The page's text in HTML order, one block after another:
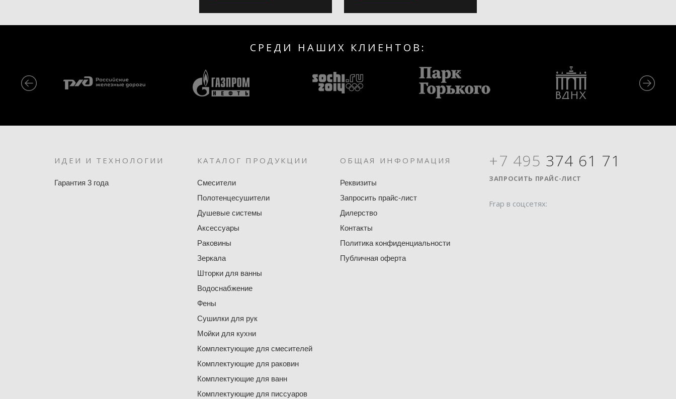
СРЕДИ НАШИХ КЛИЕНТОВ:
ИДЕИ И ТЕХНОЛОГИИ
Гарантия 3 года
КАТАЛОГ ПРОДУКЦИИ
Смесители
Полотенцесушители
Душевые системы
Аксессуары
Раковины
Зеркала
Шторки для ванны
Водоснабжение
Фены
Сушилки для рук
Мойки для кухни
Комплектующие для смесителей
Комплектующие для раковин
Комплектующие для ванн
Комплектующие для писсуаров
ОБЩАЯ ИНФОРМАЦИЯ
Реквизиты
Запросить прайс-лист
Дилерство
Контакты
Политика конфиденциальности
Публичная оферта
+7 495 374 61 71
ЗАПРОСИТЬ ПРАЙС-ЛИСТ
Frap в соцсетях: